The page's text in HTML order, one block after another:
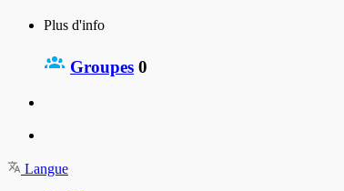
Plus d'info
Groupes 0
Langue